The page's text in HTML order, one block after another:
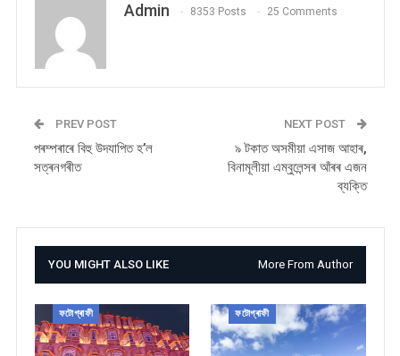
Admin 8353 Posts 25 Comments
PREV POST
পৰম্পৰাৰে বিহু উদযাপিত হ’ল
সত্ৰনগৰীত
NEXT POST
৯ টকাত অসমীয়া এসাজ আহাৰ,
বিনামূলীয়া এম্বুলেন্সৰ আঁৰৰ এজন
ব্যক্তি
YOU MIGHT ALSO LIKE More From Author
ফটোগ্ৰাফী ফটোগ্ৰাফী